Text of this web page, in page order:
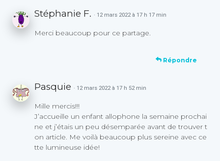
Stéphanie F. · 12 mars 2022 à 17 h 17 min
Merci beaucoup pour ce partage.
Répondre
Pasquie · 12 mars 2022 à 17 h 52 min
Mille mercis!!!
J’accueille un enfant allophone la semaine prochai
ne et j’étais un peu désemparée avant de trouver t
on article. Me voilà beaucoup plus sereine avec ce
tte lumineuse idée!